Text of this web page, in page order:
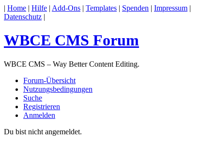
| Home | Hilfe | Add-Ons | Templates | Spenden | Impressum |
Datenschutz |
WBCE CMS Forum
WBCE CMS – Way Better Content Editing.
Forum-Übersicht
Nutzungsbedingungen
Suche
Registrieren
Anmelden
Du bist nicht angemeldet.